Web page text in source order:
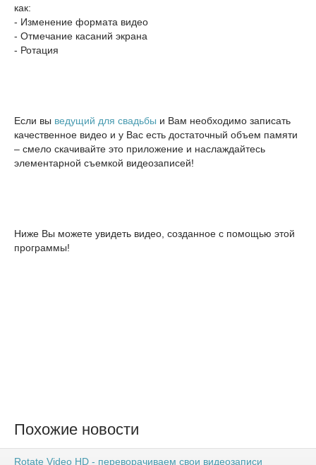
как:
- Изменение формата видео
- Отмечание касаний экрана
- Ротация
Если вы ведущий для свадьбы и Вам необходимо записать
качественное видео и у Вас есть достаточный объем памяти
– смело скачивайте это приложение и наслаждайтесь
элементарной съемкой видеозаписей!
Ниже Вы можете увидеть видео, созданное с помощью этой
программы!
Похожие новости
Rotate Video HD - переворачиваем свои видеозаписи